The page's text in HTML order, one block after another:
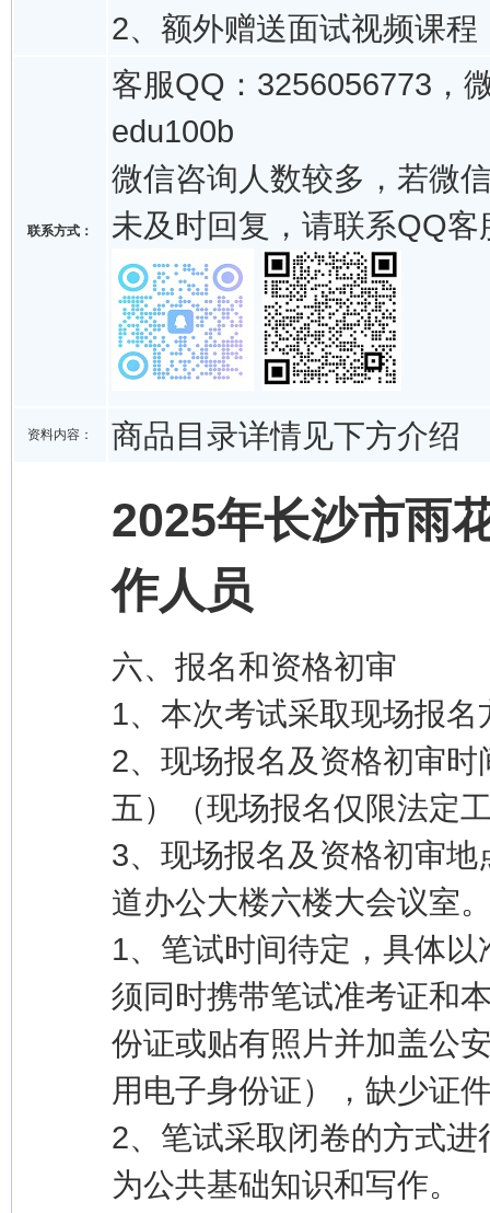
2、额外赠送面试视频课程
联系方式：
客服QQ：3256056773，
edu100b
微信咨询人数较多，若微
未及时回复，请联系QQ客
资料内容： 商品目录详情见下方介绍
2025年长沙市雨
作人员
六、报名和资格初审
1、本次考试采取现场报
2、现场报名及资格初审
五）（现场报名仅限法定
3、现场报名及资格初审
道办公大楼六楼大会议室
1、笔试时间待定，具体
须同时携带笔试准考证和
份证或贴有照片并加盖公
用电子身份证），缺少证
2、笔试采取闭卷的方式
为公共基础知识和写作。